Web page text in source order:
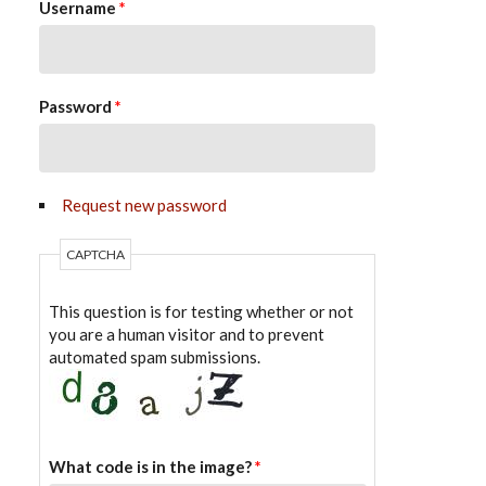
Username *
Password *
Request new password
CAPTCHA
This question is for testing whether or not
you are a human visitor and to prevent
automated spam submissions.
What code is in the image?*